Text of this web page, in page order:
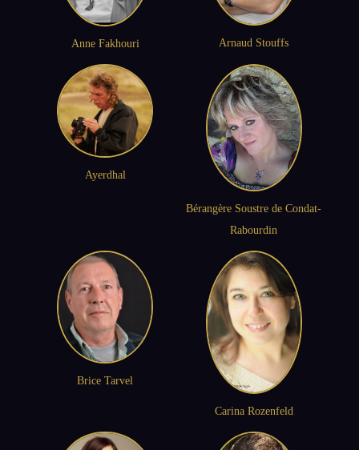
Anne Fakhouri Arnaud Stouffs
Ayerdhal
Bérangère Soustre de Condat-
Rabourdin
Brice Tarvel
Carina Rozenfeld